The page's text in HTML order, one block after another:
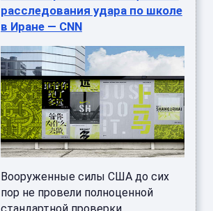
расследования удара по школе
в Иране — СNN
Вооруженные силы США до сих
пор не провели полноценной